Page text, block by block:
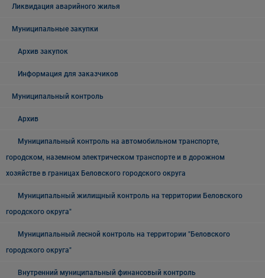
Ликвидация аварийного жилья
Муниципальные закупки
Архив закупок
Информация для заказчиков
Муниципальный контроль
Архив
Муниципальный контроль на автомобильном транспорте,
городском, наземном электрическом транспорте и в дорожном
хозяйстве в границах Беловского городского округа
Муниципальный жилищный контроль на территории Беловского
городского округа"
Муниципальный лесной контроль на территории "Беловского
городского округа"
Внутренний муниципальный финансовый контроль